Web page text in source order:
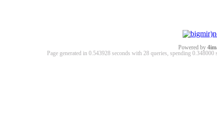
Powered by
Page generated in 0.543928 seconds with 28 queries, spending